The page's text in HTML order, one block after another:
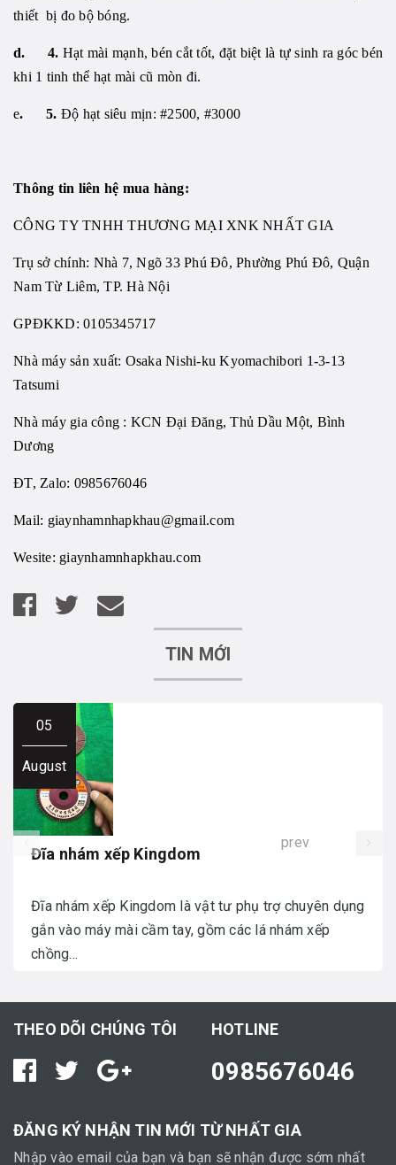
thiết bị đo bộ bóng.
d. 4. Hạt mài mạnh, bén cắt tốt, đặt biệt là tự sinh ra góc bén
khi 1 tinh thể hạt mài cũ mòn đi.
e. 5. Độ hạt siêu mịn: #2500, #3000
Thông tin liên hệ mua hàng:
CÔNG TY TNHH THƯƠNG MẠI XNK NHẤT GIA
Trụ sở chính: Nhà 7, Ngõ 33 Phú Đô, Phường Phú Đô, Quận
Nam Từ Liêm, TP. Hà Nội
GPĐKKD: 0105345717
Nhà máy sản xuất: Osaka Nishi-ku Kyomachibori 1-3-13
Tatsumi
Nhà máy gia công : KCN Đại Đăng, Thủ Dầu Một, Bình
Dương
ĐT, Zalo: 0985676046
Mail: giaynhamnhapkhau@gmail.com
Wesite: giaynhamnhapkhau.com
TIN MỚI
05
August
Đĩa nhám xếp Kingdom
Đĩa nhám xếp Kingdom là vật tư phụ trợ chuyên dụng
gắn vào máy mài cầm tay, gồm các lá nhám xếp
chồng...
prev
THEO DÕI CHÚNG TÔI HOTLINE
0985676046
ĐĂNG KÝ NHẬN TIN MỚI TỪ NHẤT GIA
Nhập vào email của bạn và bạn sẽ nhận được sớm nhất